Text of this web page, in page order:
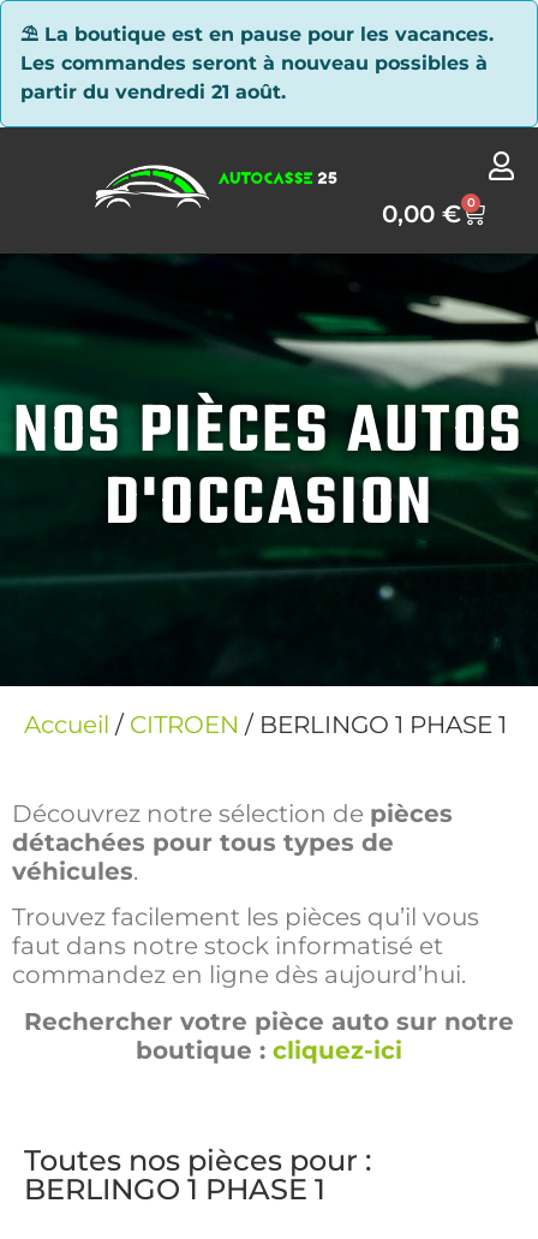
⛱ La boutique est en pause pour les vacances.
Les commandes seront à nouveau possibles à
partir du vendredi 21 août.
0,00€ 0
NOS PIÈCES AUTOS
D'OCCASION
Accueil / CITROEN / BERLINGO 1 PHASE 1
Découvrez notre sélection de pièces
détachées pour tous types de
véhicules.
Trouvez facilement les pièces qu’il vous
faut dans notre stock informatisé et
commandez en ligne dès aujourd’hui.
Rechercher votre pièce auto sur notre
boutique : cliquez-ici
Toutes nos pièces pour :
BERLINGO 1 PHASE 1
Panneau de gestion des cookies